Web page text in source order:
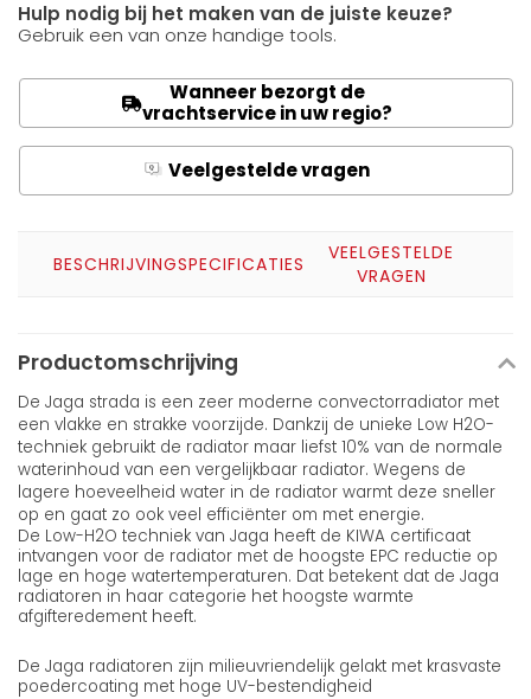
Hulp nodig bij het maken van de juiste keuze?
Gebruik een van onze handige tools.
Wanneer bezorgt de
vrachtservice in uw regio?
Q Veelgestelde vragen
BESCHRIJVINGSPECIFICATIES
VEELGESTELDE
VRAGEN
Productomschrijving
De Jaga strada is een zeer moderne convectorradiator met
een vlakke en strakke voorzijde. Dankzij de unieke Low H2O-
techniek gebruikt de radiator maar liefst 10% van de normale
waterinhoud van een vergelijkbaar radiator. Wegens de
lagere hoeveelheid water in de radiator warmt deze sneller
op en gaat zo ook veel efficiënter om met energie.
De Low-H2O techniek van Jaga heeft de KIWA certificaat
intvangen voor de radiator met de hoogste EPC reductie op
lage en hoge watertemperaturen. Dat betekent dat de Jaga
radiatoren in haar categorie het hoogste warmte
afgifteredement heeft.
De Jaga radiatoren zijn milieuvriendelijk gelakt met krasvaste
poedercoating met hoge UV-bestendigheid